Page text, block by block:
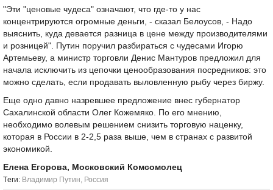
"Эти "ценовые чудеса" означают, что где-то у нас
концентрируются огромные деньги, - сказал Белоусов, - Надо
выяснить, куда девается разница в цене между производителями
и розницей". Путин поручил разбираться с чудесами Игорю
Артемьеву, а министр торговли Денис Мантуров предложил для
начала исключить из цепочки ценообразования посредников: это
можно сделать, если продавать выловленную рыбу через биржу.
Еще одно давно назревшее предложение внес губернатор
Сахалинской области Олег Кожемяко. По его мнению,
необходимо волевым решением снизить торговую наценку,
которая в России в 2-2,5 раза выше, чем в странах с развитой
экономикой.
Елена Егорова, Московский Комсомолец
Tеги: Владимир Путин, Россия